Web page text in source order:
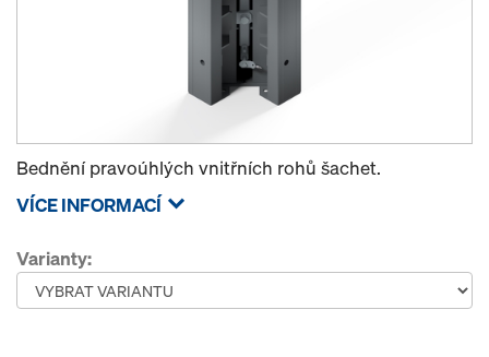
Bednění pravoúhlých vnitřních rohů šachet.
VÍCE INFORMACÍ
Varianty: